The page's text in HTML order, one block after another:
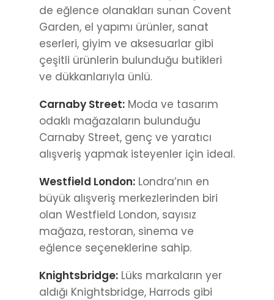
de eğlence olanakları sunan Covent
Garden, el yapımı ürünler, sanat
eserleri, giyim ve aksesuarlar gibi
çeşitli ürünlerin bulunduğu butikleri
ve dükkanlarıyla ünlü.
Carnaby Street: Moda ve tasarım
odaklı mağazaların bulunduğu
Carnaby Street, genç ve yaratıcı
alışveriş yapmak isteyenler için ideal.
Westfield London: Londra’nın en
büyük alışveriş merkezlerinden biri
olan Westfield London, sayısız
mağaza, restoran, sinema ve
eğlence seçeneklerine sahip.
Knightsbridge: Lüks markaların yer
aldığı Knightsbridge, Harrods gibi